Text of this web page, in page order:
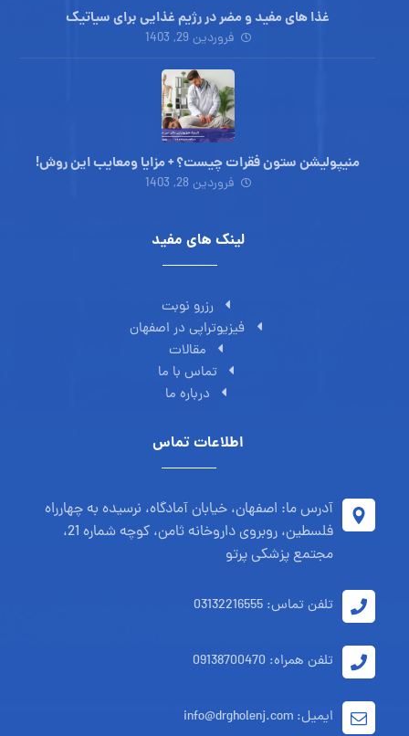
غذا های مفید و مضر در رژیم غذایی برای سیاتیک
فروردین 29, 1403
منیپولیشن ستون فقرات چیست؟ + مزایا ومعایب این روش!
فروردین 28, 1403
لینک های مفید
رزرو نوبت
فیزیوتراپی در اصفهان
مقالات
تماس با ما
درباره ما
اطلاعات تماس
آدرس ما: اصفهان، خیابان آمادگاه، نرسیده به چهارراه
فلسطین، روبروی داروخانه ثامن، کوچه شماره 21،
مجتمع پزشکی پرتو
تلفن تماس: 03132216555
تلفن همراه: 09138700470
ایمیل: info@drgholenj.com